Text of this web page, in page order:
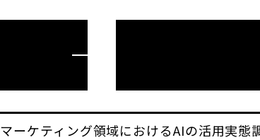
マーケティング領域におけるAIの活用実態